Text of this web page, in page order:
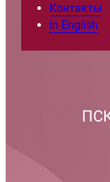
Контакты
In English